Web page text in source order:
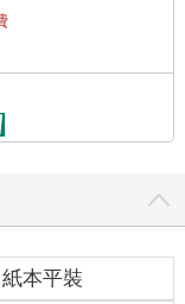
紙本平裝